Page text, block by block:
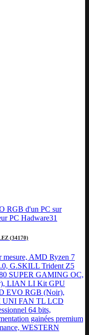
(34170)
AMD Ryzen 7
G.SKILL Trident Z5
SUPER GAMING OC,
LIAN LI Kit GPU
EVO RGB (Noir),
FAN TL LCD
64 bits,
gainées premium
WESTERN